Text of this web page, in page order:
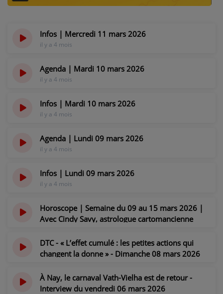
NOS PROGRAMMES COURTS
VOS ÉMISSIONS EN IMAGES
VOTRE PUBLICITÉ SUR PONTACQ RADIO
LOCATION DE STUDIOS
L'INFORMATION
EN QUOI ÇA CONSISTE ?
ÉCOUTEZ LES PRODUCTIONS
JEUX CONCOURS
RECRUTEMENT
Infos | Mercredi 11 mars 2026
il y a 4 mois
Agenda | Mardi 10 mars 2026
il y a 4 mois
Infos | Mardi 10 mars 2026
il y a 4 mois
Agenda | Lundi 09 mars 2026
il y a 4 mois
Infos | Lundi 09 mars 2026
il y a 4 mois
Horoscope | Semaine du 09 au 15 mars 2026 |
Avec Cindy Savy, astrologue cartomancienne
DTC - « L’effet cumulé : les petites actions qui
changent la donne » - Dimanche 08 mars 2026
À Nay, le carnaval Vath-Vielha est de retour -
Interview du vendredi 06 mars 2026